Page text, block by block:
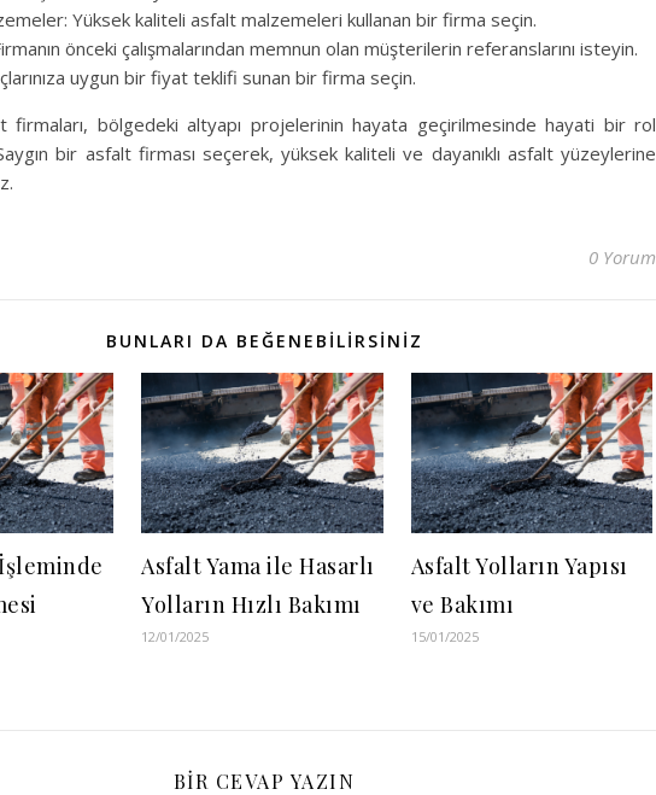
Yüksek kaliteli asfalt malzemeleri kullanan bir firma seçin.
önceki çalışmalarından memnun olan müşterilerin referanslarını isteyin.
uygun bir fiyat teklifi sunan bir firma seçin.
firmaları, bölgedeki altyapı projelerinin hayata geçirilmesinde hayati bir rol
bir asfalt firması seçerek, yüksek kaliteli ve dayanıklı asfalt yüzeylerine
0 Yorum
BUNLARI DA BEĞENEBILIRSINIZ
Asfalt Yama ile Hasarlı
Yolların Hızlı Bakımı
12/01/2025
Asfalt Yolların Yapısı
ve Bakımı
15/01/2025
BIR CEVAP YAZIN